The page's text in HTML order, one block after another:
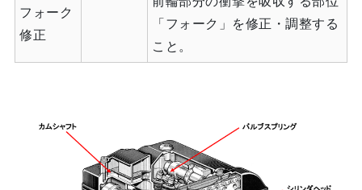
フォーク
修正
「フォーク」を修正・調整する
こと。